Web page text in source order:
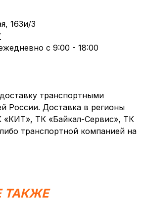
163и/3
с 9:00 - 18:00
транспортными
России. Доставка в регионы
«КИТ», ТК «Байкал-Сервис», ТК
транспортной компанией на
ТАКЖЕ
Написать в Telegram